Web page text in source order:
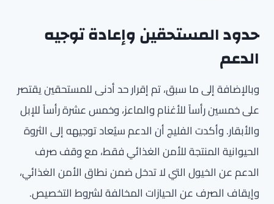
حدود المستحقين وإعادة توجيه
الدعم
وبالإضافة إلى ما سبق، تم إقرار حد أدنى للمستحقين يقتصر
على خمسين رأساً للأغنام والماعز، وخمس عشرة رأساً للإبل
والأبقار. وأكدت الفليج أن الدعم سيُعاد توجيهه إلى الثروة
الحيوانية المنتجة للأمن الغذائي فقط، مع وقف صرف
الدعم عن الخيول التي لا تدخل ضمن نطاق الأمن الغذائي،
وإيقاف الصرف عن الحيازات المخالفة لشروط التخصيص.